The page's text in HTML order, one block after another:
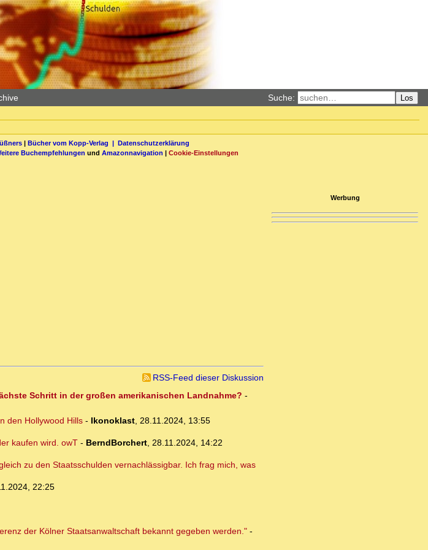
Suche: Los
| Bücher vom Kopp-Verlag | Datenschutzerklärung
Buchempfehlungen und Amazonnavigation | Cookie-Einstellungen
RSS-Feed dieser Diskussion
Schritt in der großen amerikanischen Landnahme? -
den Hollywood Hills- Ikonoklast, 28.11.2024, 13:55
kaufen wird. owT- BerndBorchert, 28.11.2024, 14:22
zu den Staatsschulden vernachlässigbar. Ich frag mich, was
22:25
der Kölner Staatsanwaltschaft bekannt gegeben werden."-
Werbung